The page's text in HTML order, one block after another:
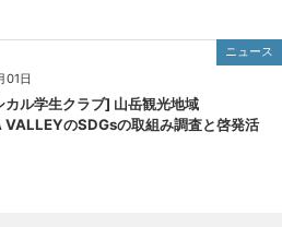
ニュース
01日
ル学生クラブ] 山岳観光地域
のSDGsの取組み調査と啓発活